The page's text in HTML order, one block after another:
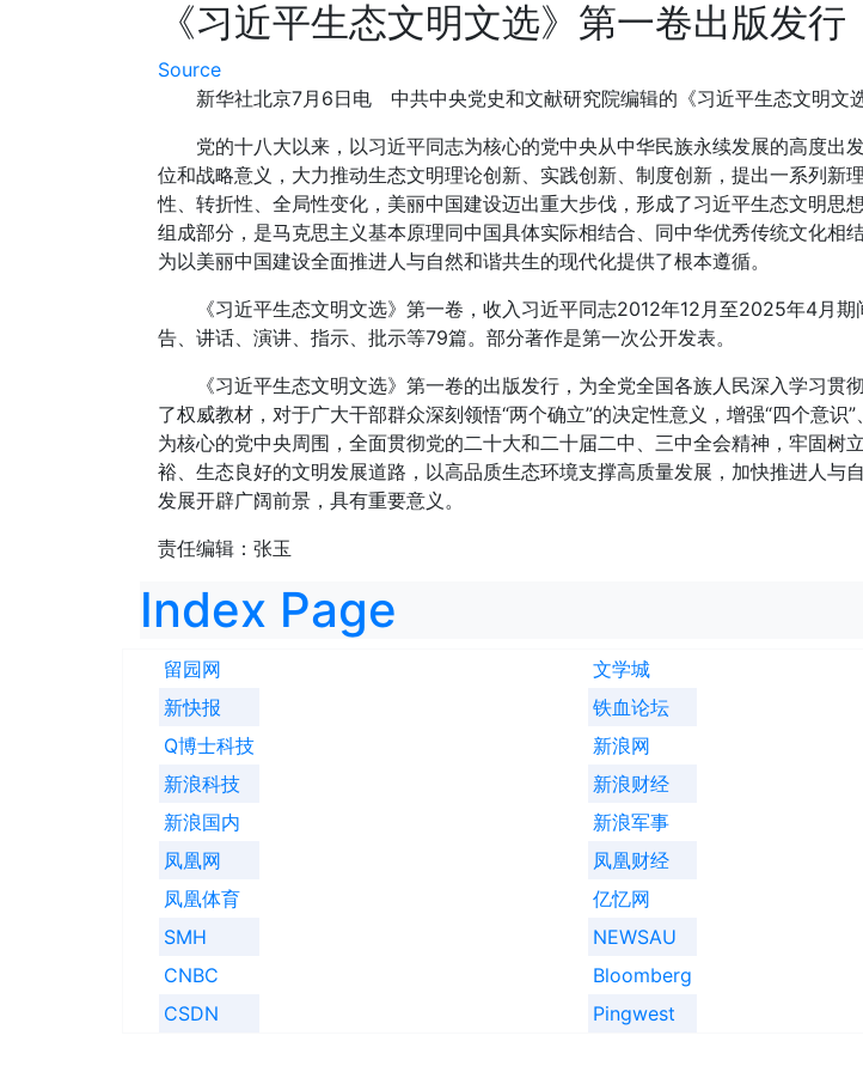
《习近平生态文明文选》第一卷出版发行
Source
新华社北京7月6日电 中共中央党史和文献研究院编辑的《习近平生态文明文选
党的十八大以来，以习近平同志为核心的党中央从中华民族永续发展的高度出
位和战略意义，大力推动生态文明理论创新、实践创新、制度创新，提出一系列
性、转折性、全局性变化，美丽中国建设迈出重大步伐，形成了习近平生态文明
组成部分，是马克思主义基本原理同中国具体实际相结合、同中华优秀传统文化相
为以美丽中国建设全面推进人与自然和谐共生的现代化提供了根本遵循。
《习近平生态文明文选》第一卷，收入习近平同志2012年12月至2025年4月期
告、讲话、演讲、指示、批示等79篇。部分著作是第一次公开发表。
《习近平生态文明文选》第一卷的出版发行，为全党全国各族人民深入学习贯
了权威教材，对于广大干部群众深刻领悟“两个确立”的决定性意义，增强“四个意
为核心的党中央周围，全面贯彻党的二十大和二十届二中、三中全会精神，牢固
裕、生态良好的文明发展道路，以高品质生态环境支撑高质量发展，加快推进人
发展开辟广阔前景，具有重要意义。
责任编辑：张玉
Index Page
留园网
新快报
Q博士科技
新浪科技
新浪国内
凤凰网
凤凰体育
SMH
CNBC
CSDN
文学城
铁血论坛
新浪网
新浪财经
新浪军事
凤凰财经
亿忆网
NEWSAU
Bloomberg
Pingwest